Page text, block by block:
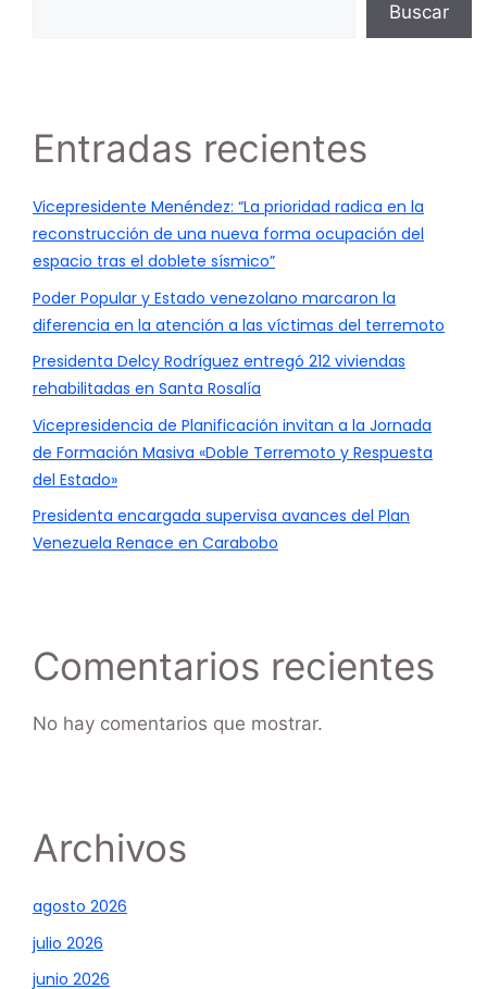
Buscar
Entradas recientes
Vicepresidente Menéndez: “La prioridad radica en la
reconstrucción de una nueva forma ocupación del
espacio tras el doblete sísmico”
Poder Popular y Estado venezolano marcaron la
diferencia en la atención a las víctimas del terremoto
Presidenta Delcy Rodríguez entregó 212 viviendas
rehabilitadas en Santa Rosalía
Vicepresidencia de Planificación invitan a la Jornada
de Formación Masiva «Doble Terremoto y Respuesta
del Estado»
Presidenta encargada supervisa avances del Plan
Venezuela Renace en Carabobo
Comentarios recientes
No hay comentarios que mostrar.
Archivos
agosto 2026
julio 2026
junio 2026